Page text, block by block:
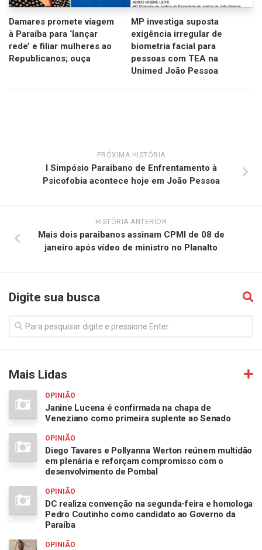
Damares promete viagem
à Paraíba para ‘lançar
rede’ e filiar mulheres ao
Republicanos; ouça
MP investiga suposta
exigência irregular de
biometria facial para
pessoas com TEA na
Unimed João Pessoa
PRÓXIMA HISTÓRIA
I Simpósio Paraibano de Enfrentamento à
Psicofobia acontece hoje em João Pessoa
HISTÓRIA ANTERIOR
Mais dois paraibanos assinam CPMI de 08 de
janeiro após vídeo de ministro no Planalto
Digite sua busca
Mais Lidas
OPINIÃO
Janine Lucena é confirmada na chapa de
Veneziano como primeira suplente ao Senado
OPINIÃO
Diego Tavares e Pollyanna Werton reúnem multidão
em plenária e reforçam compromisso com o
desenvolvimento de Pombal
OPINIÃO
DC realiza convenção na segunda-feira e homologa
Pedro Coutinho como candidato ao Governo da
Paraíba
OPINIÃO